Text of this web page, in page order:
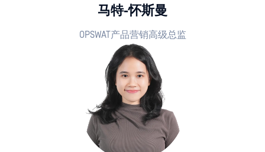
马特-怀斯曼
OPSWAT产品营销高级总监